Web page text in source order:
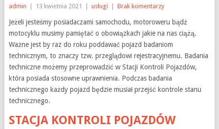
admin 13 kwietnia 2021 usługi Brak komentarzy
Jeżeli jesteśmy posiadaczami samochodu, motoroweru bądź
motocyklu musimy pamiętać o obowiązkach jakie na nas ciążą.
Ważne jest by raz do roku poddawać pojazd badaniom
technicznym, to znaczy tzw. przeglądowi rejestracyjnemu. Badania
techniczne możemy przeprowadzić w Stacji Kontroli Pojazdów,
która posiada stosowne uprawnienia. Podczas badania
technicznego każdy pojazd będzie musiał przejść kontrole stanu
technicznego.
STACJA KONTROLI POJAZDÓW